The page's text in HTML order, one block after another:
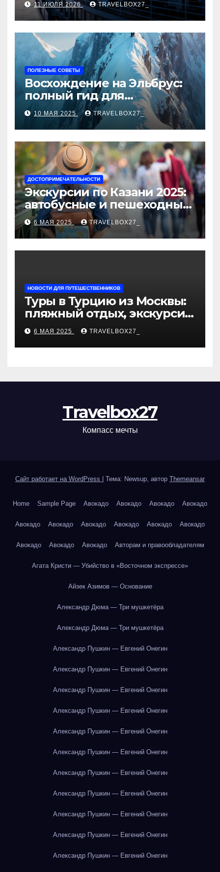
11 ИЮЛЯ 2026 TRAVELBOX27_
ПОЛЕЗНЫЕ СОВЕТЫ
Восхождение на Эльбрус:
полный гид для
покорителя высочайшей
вершины Европы
10 МАЯ 2025 TRAVELBOX27_
ДОСТОПРИМЕЧАТЕЛЬНОСТИ
Экскурсии по Казани 2025:
автобусные и пешеходные
туры от туроператора
«Казан360»
6 МАЯ 2025 TRAVELBOX27_
НОВОСТИ ДЛЯ ПУТЕШЕСТВЕННИКОВ
Туры в Турцию из Москвы:
пляжный отдых, экскурсии
и лучшие курорты
6 МАЯ 2025 TRAVELBOX27_
Travelbox27
Компасс мечты
Сайт работает на WordPress Тема: Newsup, автор Themeansar
Home Sample Page Авокадо Авокадо Авокадо Авокадо
Авокадо Авокадо Авокадо Авокадо Авокадо Авокадо
Авокадо Авокадо Авокадо Авторам и правообладателям
Агата Кристи — Убийство в «Восточном экспрессе»
Айзек Азимов — Основание
Александр Дюма — Три мушкетёра
Александр Дюма — Три мушкетёра
Александр Пушкин — Евгений Онегин
Александр Пушкин — Евгений Онегин
Александр Пушкин — Евгений Онегин
Александр Пушкин — Евгений Онегин
Александр Пушкин — Евгений Онегин
Александр Пушкин — Евгений Онегин
Александр Пушкин — Евгений Онегин
Александр Пушкин — Евгений Онегин
Александр Пушкин — Евгений Онегин
Александр Пушкин — Евгений Онегин
Александр Пушкин — Евгений Онегин